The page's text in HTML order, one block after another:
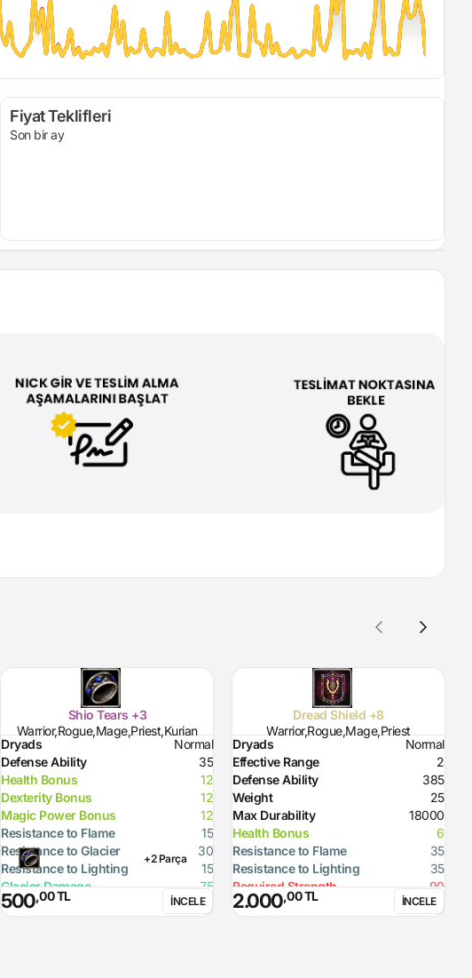
Fiyat Teklifleri
Son bir ay
Shio Tears +3
Warrior,Rogue,Mage,Priest,Kurian
Dryads
Normal
Defense Ability
35
Health Bonus
12
Dexterity Bonus
12
Magic Power Bonus
12
Resistance to Flame
15
Resistance to Glacier
30
Resistance to Lighting
15
Glacier Damage
75
+2 Parça
500,00 TL İNCELE
Dread Shield +8
Warrior,Rogue,Mage,Priest
Dryads
Normal
Effective Range
2
Defense Ability
385
Weight
25
Max Durability
18000
Health Bonus
6
Resistance to Flame
35
Resistance to Lighting
35
Required Strength
90
Defense Ability (Dagger)
15
2.000,00 TL İNCELE